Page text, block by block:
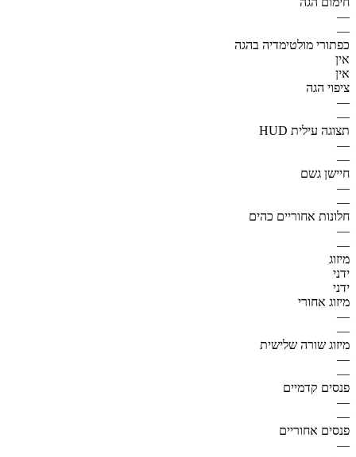
—
—
כפתורי מולטימדיה בהגה
אין
אין
ציפוי הגה
—
—
תצוגה עילית HUD
—
—
חיישן גשם
—
—
חלונות אחוריים כהים
—
—
מיזוג
ידני
ידני
מיזוג אחורי
—
—
מיזוג שורה שלישית
—
—
פנסים קדמיים
—
—
פנסים אחוריים
—